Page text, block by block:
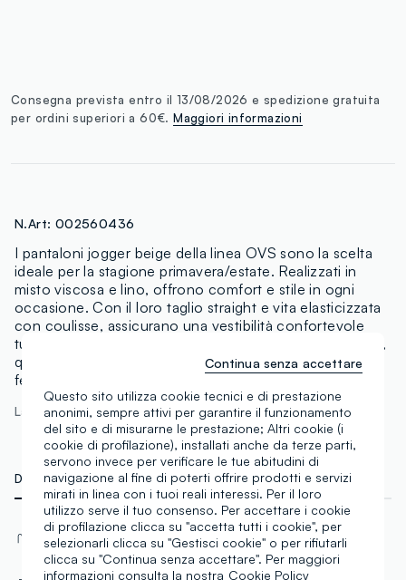
Consegna prevista entro il 13/08/2026 e spedizione gratuita
per ordini superiori a 60€.Maggiori informazioni
N.Art: 002560436
I pantaloni jogger beige della linea OVS sono la scelta
ideale per la stagione primavera/estate. Realizzati in
misto viscosa e lino, offrono comfort e stile in ogni
occasione. Con il loro taglio straight e vita elasticizzata
con coulisse, assicurano una vestibilità confortevole
tutto il giorno. Perfetti per essere abbinati a top e bluse,
questi pantaloni sono un must-have nel guardaroba
femminile.
La modella è alta 179 cm ed indossa una S
DETTAGLI TECNICI MATERIALI E FILIERA
Materiale
Viscosa
Vestibilità
Straight
Questo sito utilizza cookie tecnici e di prestazione
anonimi, sempre attivi per garantire il funzionamento
del sito e di misurarne le prestazione; Altri cookie (i
cookie di profilazione), installati anche da terze parti,
servono invece per verificare le tue abitudini di
navigazione al fine di poterti offrire prodotti e servizi
mirati in linea con i tuoi reali interessi. Per il loro
utilizzo serve il tuo consenso. Per accettare i cookie
di profilazione clicca su "accetta tutti i cookie", per
selezionarli clicca su "Gestisci cookie" o per rifiutarli
clicca su "Continua senza accettare". Per maggiori
informazioni consulta la nostra Cookie Policy
Continua senza accettare